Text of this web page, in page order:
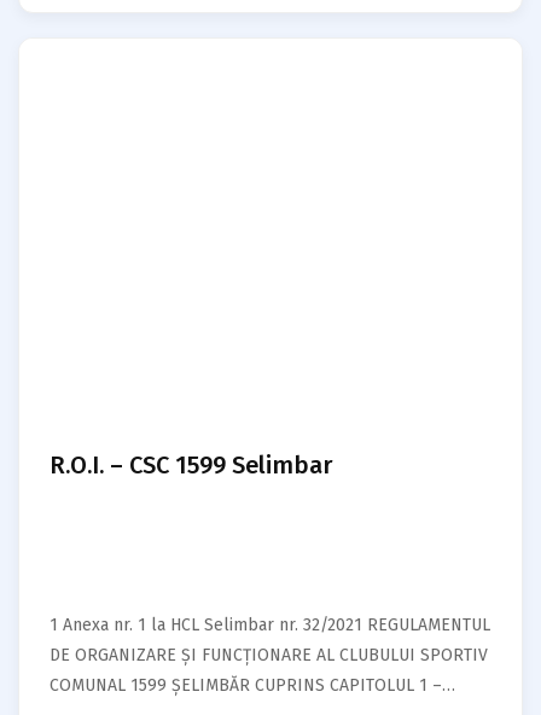
R.O.I. – CSC 1599 Selimbar
1 Anexa nr. 1 la HCL Selimbar nr. 32/2021 REGULAMENTUL
DE ORGANIZARE ȘI FUNCȚIONARE AL CLUBULUI SPORTIV
COMUNAL 1599 ȘELIMBĂR CUPRINS CAPITOLUL 1 –